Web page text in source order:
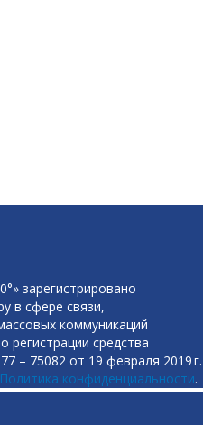
зарегистрировано
в сфере связи,
коммуникаций
регистрации средства
– 75082 от 19 февраля 2019 г.
Политика конфиденциальности.